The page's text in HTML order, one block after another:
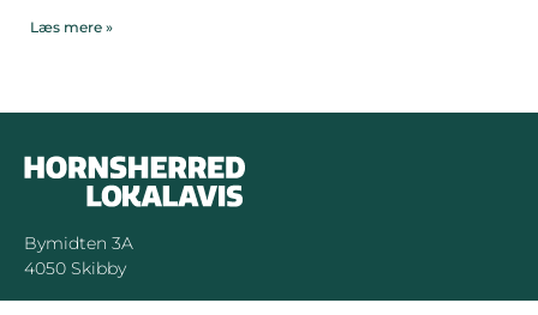
Læs mere »
Bymidten 3A
4050 Skibby